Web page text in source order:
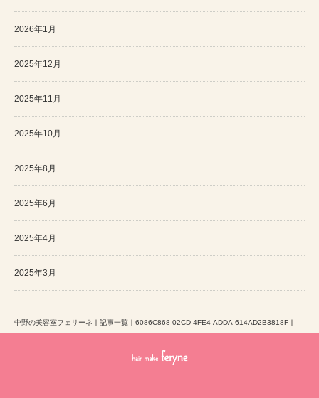
2026年1月
2025年12月
2025年11月
2025年10月
2025年8月
2025年6月
2025年4月
2025年3月
中野の美容室フェリーネ ｜ 記事一覧 ｜ 6086C868-02CD-4FE4-ADDA-614AD2B3818F ｜